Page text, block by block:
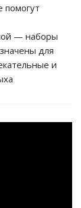
помогут
— наборы
для
и